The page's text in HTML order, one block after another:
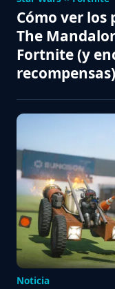
Cómo ver los
The
Fortnite (y
recompensas)
Noticia